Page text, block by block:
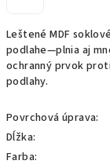
Leštené MDF
podlahe—plnia aj
ochranný prvok
podlahy.
Povrchová úprava:
Dĺžka:
Farba: